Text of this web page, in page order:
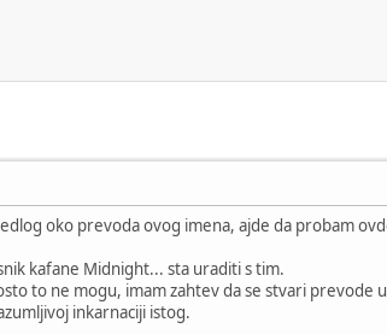
oko prevoda ovog imena, ajde da probam
kafane Midnight... sta uraditi s tim.
to ne mogu, imam zahtev da se stvari prevode
inkarnaciji istog.